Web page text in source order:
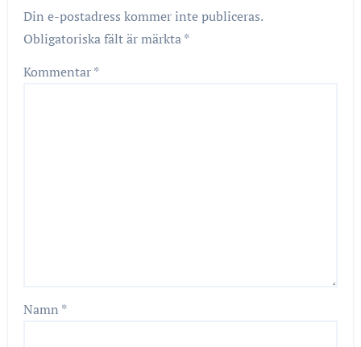
Din e-postadress kommer inte publiceras.
Obligatoriska fält är märkta*
Kommentar*
Namn *